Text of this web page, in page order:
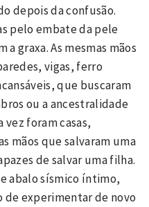
depois da confusão.
pelo embate da pele
a graxa. As mesmas mãos
vigas, ferro
que buscaram
ou a ancestralidade
foram casas,
mãos que salvaram uma
de salvar uma filha.
abalo sísmico íntimo,
de experimentar de novo